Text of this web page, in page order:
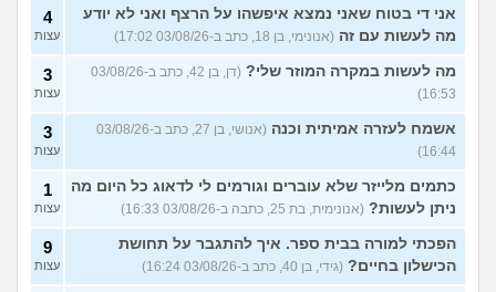
אני די בטוח שאני נמצא איפשהו על הרצף ואני לא יודע
מה לעשות עם זה (אנונימי, בן 18, כתב ב-03/08/26 17:02)
4
עצות
מה לעשות במקרה המוזר שלי?
(דן, בן 42, כתב ב-03/08/26
16:53)
3
עצות
אשמח לעזרה אמיתית וכנה
(אנושי, בן 27, כתב ב-03/08/26
16:44)
3
עצות
כתמים מלייזר שלא עוברים וגורמים לי לדאוג כל היום מה
ניתן לעשות? (אנונימית, בת 25, כתבה ב-03/08/26 16:33)
1
עצות
הפכתי למורה בבית ספר. איך להתגבר על תחושת
הכישלון בחיים? (גידי, בן 40, כתב ב-03/08/26 16:24)
9
עצות